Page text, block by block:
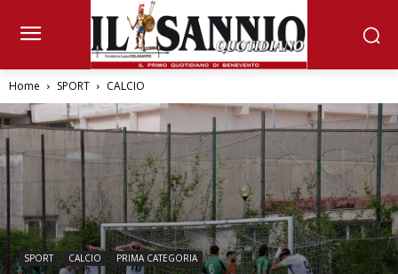
Home SPORT CALCIO
SPORT CALCIO PRIMA CATEGORIA